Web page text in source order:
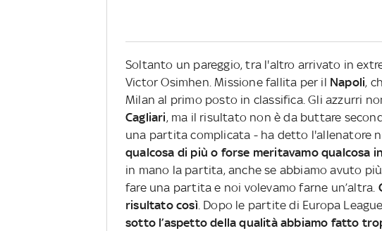
Soltanto un pareggio, tra l'altro arrivato in
Victor Osimhen. Missione fallita per il Napoli,
Milan al primo posto in classifica. Gli azzurri
Cagliari, ma il risultato non è da buttare
una partita complicata - ha detto l'allenatore
qualcosa di più o forse meritavamo qualcosa
in mano la partita, anche se abbiamo avuto
fare una partita e noi volevamo farne un’altra.
risultato così. Dopo le partite di Europa
sotto l’aspetto della qualità abbiamo fatto